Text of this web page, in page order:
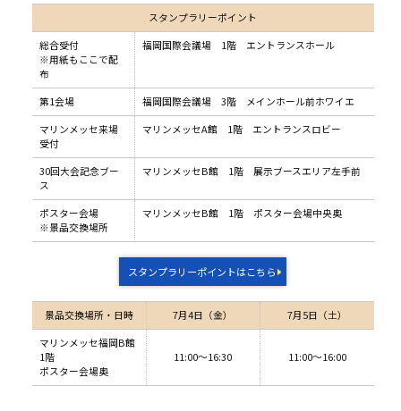
スタンプラリーポイント
総合受付
※用紙もここで配
布
福岡国際会議場 1階 エントランスホール
第1会場 福岡国際会議場 3階 メインホール前ホワイエ
マリンメッセ来場
受付
マリンメッセA館 1階 エントランスロビー
30回大会記念ブー
ス
マリンメッセB館 1階 展示ブースエリア左手前
ポスター会場
※景品交換場所
マリンメッセB館 1階 ポスター会場中央奥
スタンプラリーポイントはこちら
景品交換場所・日時 7月4日（金） 7月5日（土）
マリンメッセ福岡B館
1階
ポスター会場奥
11:00～16:30 11:00～16:00